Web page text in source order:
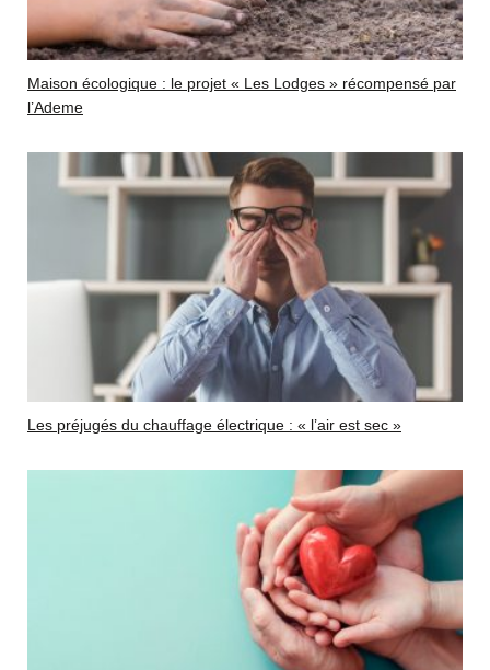
Maison écologique : le projet « Les Lodges » récompensé par
l’Ademe
Les préjugés du chauffage électrique : « l’air est sec »